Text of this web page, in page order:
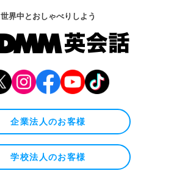
世界中とおしゃべりしよう
企業法人のお客様
学校法人のお客様